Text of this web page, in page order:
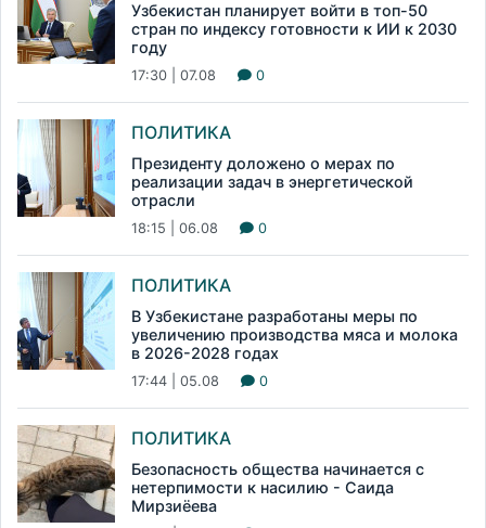
Узбекистан планирует войти в топ-50
стран по индексу готовности к ИИ к 2030
году
17:30 | 07.08 0
ПОЛИТИКА
Президенту доложено о мерах по
реализации задач в энергетической
отрасли
18:15 | 06.08 0
ПОЛИТИКА
В Узбекистане разработаны меры по
увеличению производства мяса и молока
в 2026-2028 годах
17:44 | 05.08 0
ПОЛИТИКА
Безопасность общества начинается с
нетерпимости к насилию - Саида
Мирзиёева